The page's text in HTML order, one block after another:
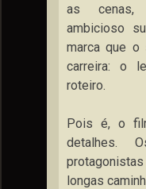
as cenas,
ambicioso
marca que o
carreira: o
roteiro.
Pois é, o
detalhes.
longas